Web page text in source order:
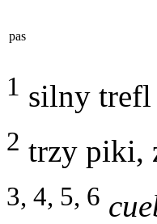
pas
1 silny trefl
2 trzy piki,
3, 4, 5, 6